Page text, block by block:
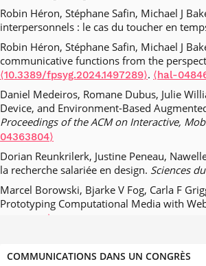
Robin Héron, Stéphane Safin, Michael J
interpersonnels : le cas du toucher en
Robin Héron, Stéphane Safin, Michael J
communicative functions from the
⟨10.3389/fpsyg.2024.1497289⟩. ⟨hal-
Daniel Medeiros, Romane Dubus, Julie
Device, and Environment-Based
Proceedings of the ACM on Interactive,
04363804⟩
Dorian Reunkrilerk, Justine Peneau,
la recherche salariée en design. Sciences
Marcel Borowski, Bjarke V Fog, Carla F
Prototyping Computational Media with
03860618⟩
analyse d’outils.Sciences du Design, 2022,
COMMUNICATIONS DANS UN CONGRÈS